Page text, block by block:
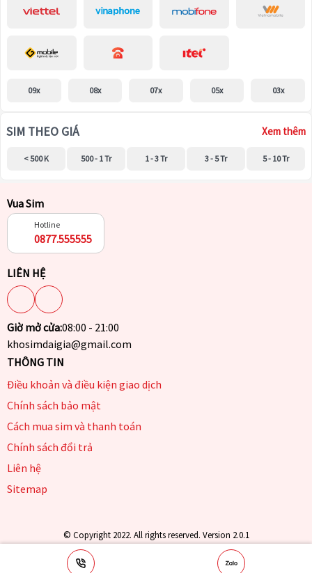
09x 08x 07x 05x 03x
SIM THEO GIÁ Xem thêm
< 500 K 500 - 1 Tr 1 - 3 Tr 3 - 5 Tr 5 - 10 Tr
Vua Sim
Hotline
0877.555555
LIÊN HỆ
Giờ mở cửa:08:00 - 21:00
khosimdaigia@gmail.com
THÔNG TIN
Điều khoản và điều kiện giao dịch
Chính sách bảo mật
Cách mua sim và thanh toán
Chính sách đổi trả
Liên hệ
Sitemap
© Copyright 2022. All rights reserved. Version 2.0.1